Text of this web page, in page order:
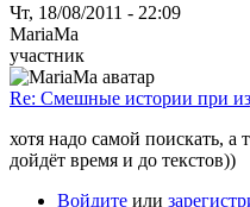
Чт, 18/08/2011 - 22:09
MariaMa
участник
Re: Смешные истории при
хотя надо самой поискать, а
дойдёт время и до текстов))
Войдите или